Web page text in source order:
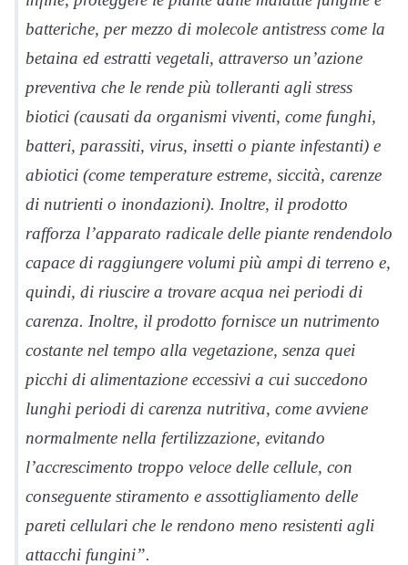
batteriche, per mezzo di molecole antistress come la
betaina ed estratti vegetali, attraverso un’azione
preventiva che le rende più tolleranti agli stress
biotici (causati da organismi viventi, come funghi,
batteri, parassiti, virus, insetti o piante infestanti) e
abiotici (come temperature estreme, siccità, carenze
di nutrienti o inondazioni). Inoltre, il prodotto
rafforza l’apparato radicale delle piante rendendolo
capace di raggiungere volumi più ampi di terreno e,
quindi, di riuscire a trovare acqua nei periodi di
carenza. Inoltre, il prodotto fornisce un nutrimento
costante nel tempo alla vegetazione, senza quei
picchi di alimentazione eccessivi a cui succedono
lunghi periodi di carenza nutritiva, come avviene
normalmente nella fertilizzazione, evitando
l’accrescimento troppo veloce delle cellule, con
conseguente stiramento e assottigliamento delle
pareti cellulari che le rendono meno resistenti agli
attacchi fungini”.